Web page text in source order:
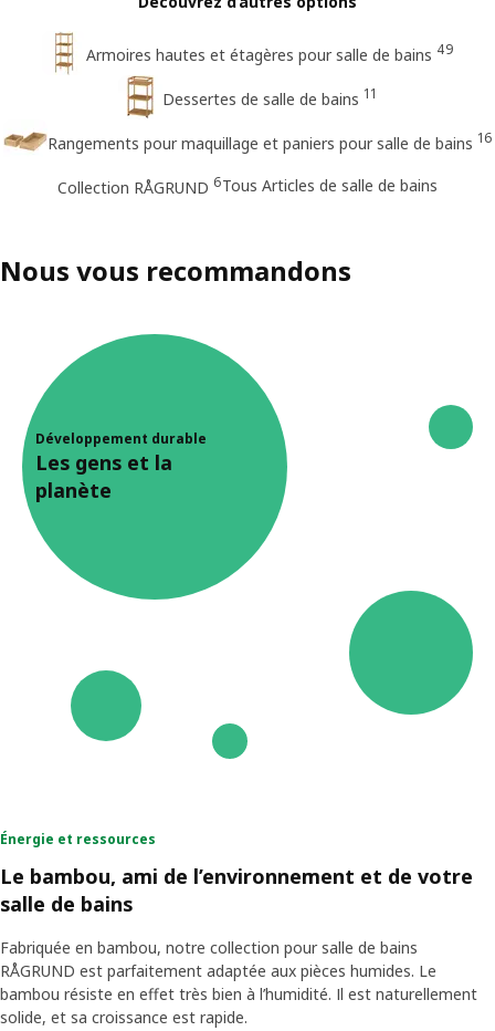
Armoires hautes et étagères pour salle de bains 49
Dessertes de salle de bains 11
Rangements pour maquillage et paniers pour salle de bains 16
Collection RÅGRUND 6Tous Articles de salle de bains
Nous vous recommandons
Développement durable
Les gens et la
planète
Énergie et ressources
Le bambou, ami de l’environnement et de votre
salle de bains
Fabriquée en bambou, notre collection pour salle de bains
RÅGRUND est parfaitement adaptée aux pièces humides. Le
bambou résiste en effet très bien à l’humidité. Il est naturellement
solide, et sa croissance est rapide.